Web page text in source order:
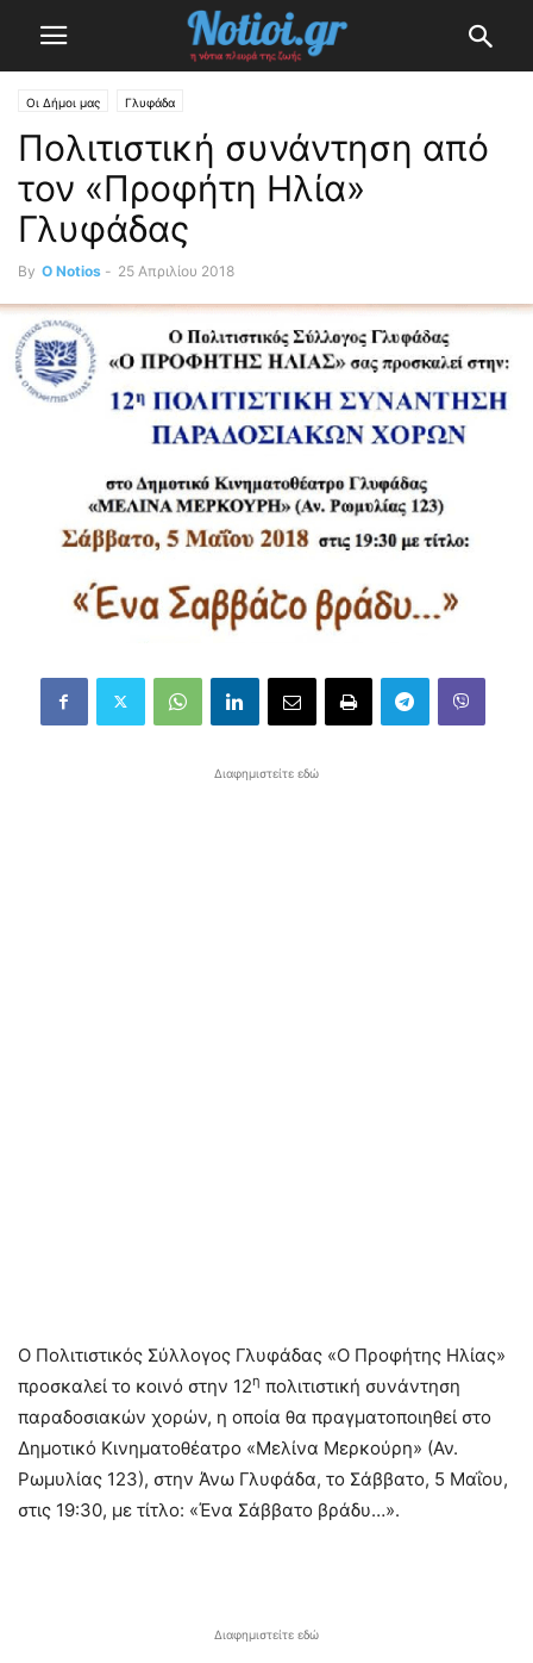
Οι Δήμοι μας Γλυφάδα
Πολιτιστική συνάντηση από
τον «Προφήτη Ηλία»
Γλυφάδας
By O Notios - 25 Απριλίου 2018
Διαφημιστείτε εδώ
Ο Πολιτιστικός Σύλλογος Γλυφάδας «Ο Προφήτης Ηλίας»
προσκαλεί το κοινό στην 12η πολιτιστική συνάντηση
παραδοσιακών χορών, η οποία θα πραγματοποιηθεί στο
Δημοτικό Κινηματοθέατρο «Μελίνα Μερκούρη» (Αν.
Ρωμυλίας 123), στην Άνω Γλυφάδα, το Σάββατο, 5 Μαΐου,
στις 19:30, με τίτλο: «Ένα Σάββατο βράδυ…».
Διαφημιστείτε εδώ